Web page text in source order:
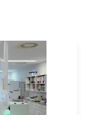
Ihre
von
die Zukunft
Link zur